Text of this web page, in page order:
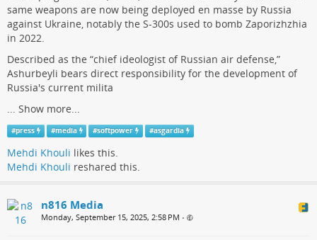
same weapons are now being deployed en masse by Russia
against Ukraine, notably the S-300s used to bomb Zaporizhzhia
in 2022.
Described as the “chief ideologist of Russian air defense,”
Ashurbeyli bears direct responsibility for the development of
Russia's current milita
... Show more...
#press #media #softpower #asgardia
Mehdi Khouli likes this.
Mehdi Khouli reshared this.
n816 Media
Monday, September 15, 2025, 2:58 PM •